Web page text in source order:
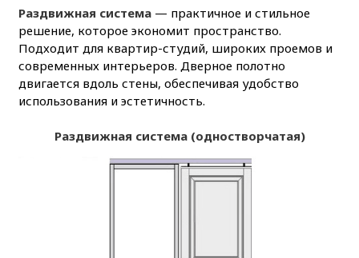
Раздвижная система— практичное и стильное
решение, которое экономит пространство.
Подходит для квартир-студий, широких проемов и
современных интерьеров. Дверное полотно
двигается вдоль стены, обеспечивая удобство
использования и эстетичность.
Раздвижная система (одностворчатая)